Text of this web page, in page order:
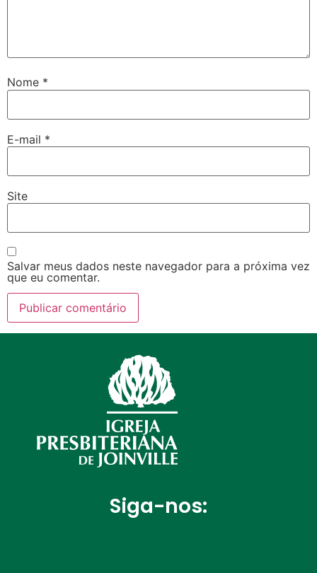
Nome *
E-mail *
Site
Salvar meus dados neste navegador para a próxima vez
que eu comentar.
Siga-nos: